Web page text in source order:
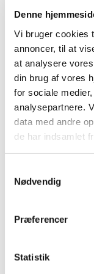
Denne
Vi bruger cookies
annoncer, til at
at analysere
din brug af vores
for sociale
analysepartnere.
data med andre
de har indsamlet
Nødvendig
Præferencer
Statistik
steroide
| 9. november 2022
På baggrund af
bivirkningskomité
Tiltag for at
|8. november 2022 |
Der er en øget
|8. november 2022
Medicin, der